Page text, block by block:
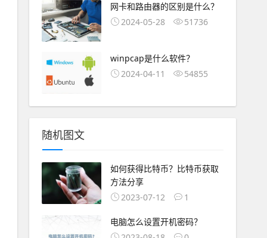
网卡和路由器的区别是什么？
2024-05-28
51736
winpcap是什么软件？
2024-04-11
54855
随机图文
如何获得比特币？比特币获取
方法分享
2023-07-12
1
电脑怎么设置开机密码？